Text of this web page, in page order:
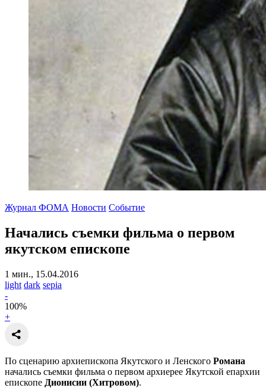
Журнал ФОМА Новости Событие
Начались съемки фильма о первом
якутском епископе
1 мин., 15.04.2016
light dark sepia
-
100%
+
По сценарию архиепископа Якутского и Ленского Романа
начались съемки фильма о первом архиерее Якутской епархии
епископе Дионисии (Хитровом).